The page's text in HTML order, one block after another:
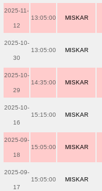
2025-11-
12
13:05:00 MISKAR
2025-10-
30
13:05:00 MISKAR
2025-10-
29
14:35:00 MISKAR
2025-10-
16
15:15:00 MISKAR
2025-09-
18
15:05:00 MISKAR
2025-09-
17
15:05:00 MISKAR